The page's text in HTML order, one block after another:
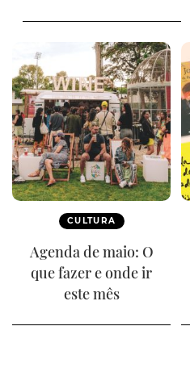
CULTURA
Agenda de maio: O
que fazer e onde ir
este mês